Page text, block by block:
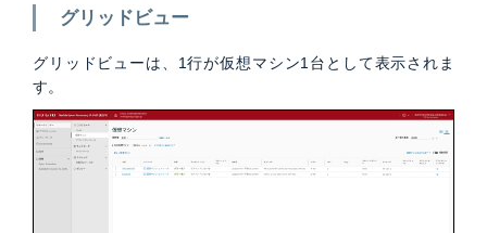
グリッドビュー
グリッドビューは、1行が仮想マシン1台として表示されま
す。